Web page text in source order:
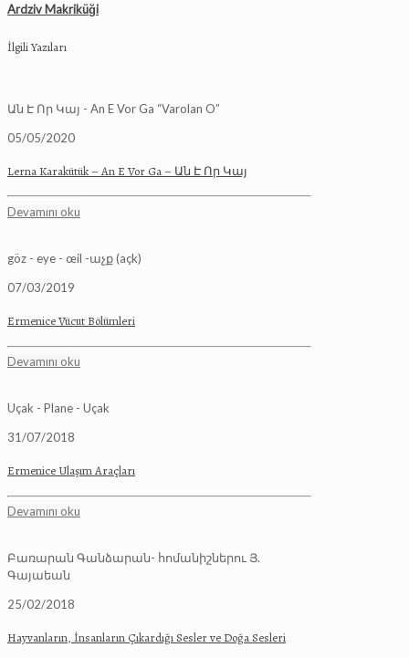
Ardziv Makriküği
İlgili Yazıları
Ան Է Որ Կայ - An E Vor Ga “Varolan O”
05/05/2020
Lerna Karakütük – An E Vor Ga – Ան Է Որ Կայ
Devamını oku
göz - eye - œil -աչք (açk)
07/03/2019
Ermenice Vücut Bölümleri
Devamını oku
Uçak - Plane - Uçak
31/07/2018
Ermenice Ulaşım Araçları
Devamını oku
Բառարան Գանձարան- հոմանիշներու Յ.
Գայաեան
25/02/2018
Hayvanların, İnsanların Çıkardığı Sesler ve Doğa Sesleri